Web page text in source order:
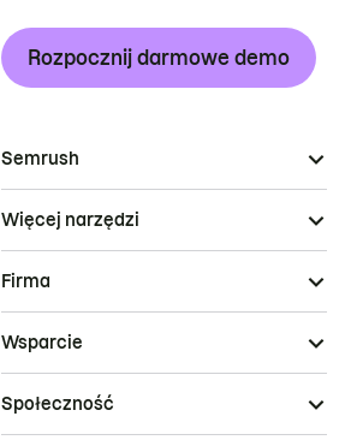
Rozpocznij darmowe demo
Semrush
Więcej narzędzi
Firma
Wsparcie
Społeczność